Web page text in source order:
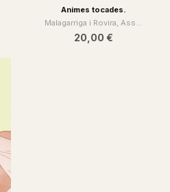
Animes tocades.
Malagarriga i Rovira, Ass...
20,00 €